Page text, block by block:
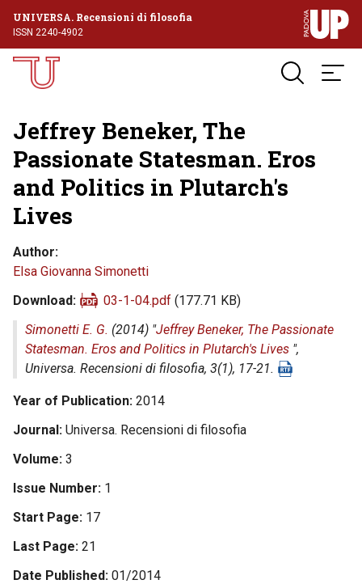
UNIVERSA. Recensioni di filosofia
ISSN 2240-4902
Jeffrey Beneker, The
Passionate Statesman. Eros
and Politics in Plutarch's
Lives
Author
Elsa Giovanna Simonetti
Download
03-1-04.pdf (177.71 KB)
Simonetti E. G. (2014) "Jeffrey Beneker, The Passionate
Statesman. Eros and Politics in Plutarch's Lives ",
Universa. Recensioni di filosofia, 3(1), 17-21.
Year of Publication 2014
Journal Universa. Recensioni di filosofia
Volume 3
Issue Number 1
Start Page 17
Last Page 21
Date Published 01/2014